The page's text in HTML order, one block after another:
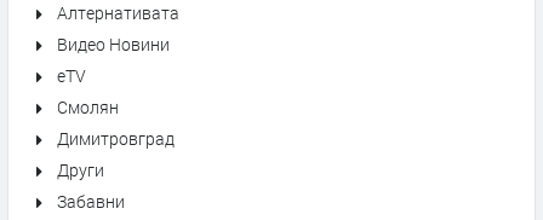
Алтернативата
Видео Новини
eTV
Смолян
Димитровград
Други
Забавни